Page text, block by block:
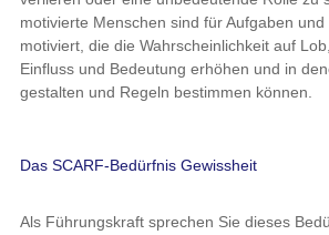
motivierte Menschen sind für Aufgaben
motiviert, die die Wahrscheinlichkeit auf
Einfluss und Bedeutung erhöhen und in
gestalten und Regeln bestimmen können.
Das SCARF-Bedürfnis Gewissheit
Als Führungskraft sprechen Sie dieses